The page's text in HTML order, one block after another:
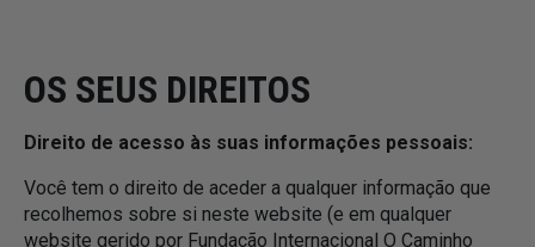
OS SEUS DIREITOS
Direito de acesso às suas informações pessoais:
Você tem o direito de aceder a qualquer informação que
recolhemos sobre si neste website (e em qualquer
website gerido por Fundação Internacional O Caminho